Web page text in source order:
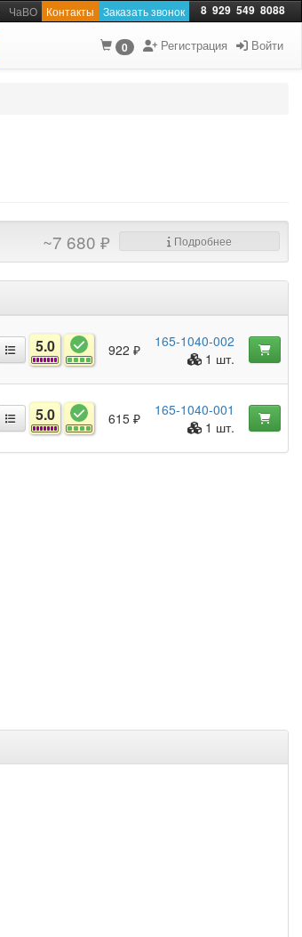
ЧаВО Контакты Заказать звонок 8 929 549 8088
0 Регистрация Войти
~7 680 ₽ Подробнее
5.0 922 ₽
165-1040-002
1 шт.
5.0 615 ₽
165-1040-001
1 шт.